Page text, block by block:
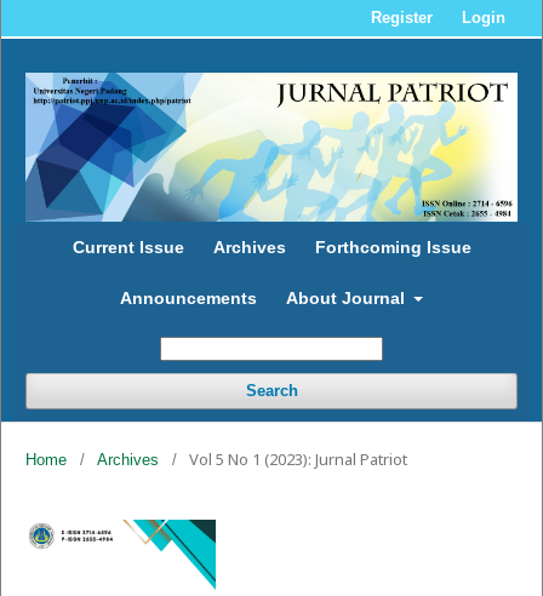
Current Issue Archives Forthcoming Issue
Announcements About Journal
Search
Register Login
Home / Archives / Vol 5 No 1 (2023): Jurnal Patriot